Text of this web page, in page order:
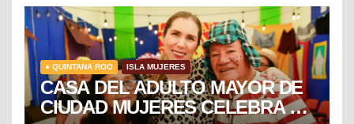
● QUINTANA ROO ISLA MUJERES
CASA DEL ADULTO MAYOR DE
CIUDAD MUJERES CELEBRA EL